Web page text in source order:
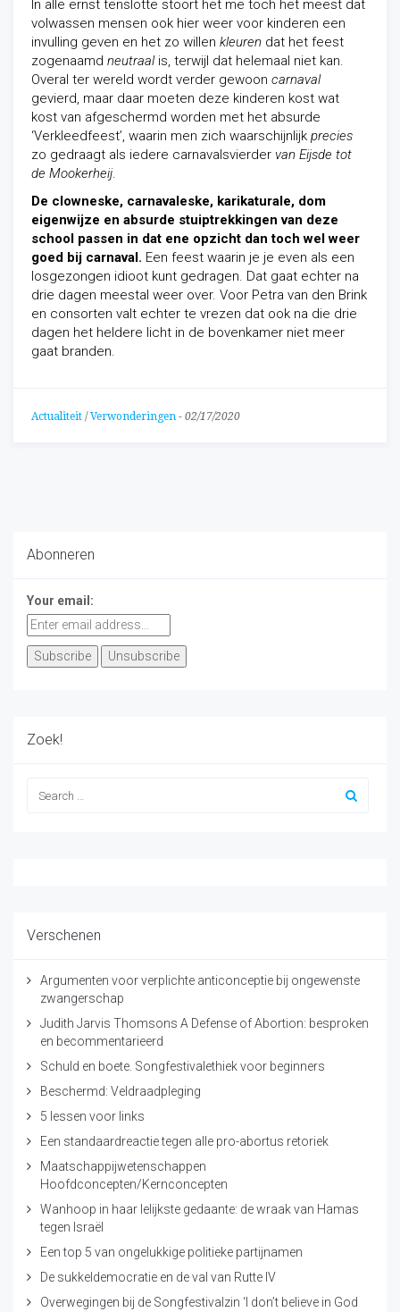
In alle ernst tenslotte stoort het me toch het meest dat
volwassen mensen ook hier weer voor kinderen een
invulling geven en het zo willen kleuren dat het feest
zogenaamd neutraalis, terwijl dat helemaal niet kan.
Overal ter wereld wordt verder gewoon carnaval
gevierd, maar daar moeten deze kinderen kost wat
kost van afgeschermd worden met het absurde
‘Verkleedfeest’, waarin men zich waarschijnlijk precies
zo gedraagt als iedere carnavalsvierder van Eijsde tot
de Mookerheij.
De clowneske, carnavaleske, karikaturale, dom
eigenwijze en absurde stuiptrekkingen van deze
school passen in dat ene opzicht dan toch wel weer
goed bij carnaval. Een feest waarin je je even als een
losgezongen idioot kunt gedragen. Dat gaat echter na
drie dagen meestal weer over. Voor Petra van den Brink
en consorten valt echter te vrezen dat ook na die drie
dagen het heldere licht in de bovenkamer niet meer
gaat branden.
Actualiteit / Verwonderingen - 02/17/2020
Abonneren
Your email:
Zoek!
Verschenen
Argumenten voor verplichte anticonceptie bij ongewenste
zwangerschap
Judith Jarvis Thomsons A Defense of Abortion: besproken
en becommentarieerd
Schuld en boete. Songfestivalethiek voor beginners
Beschermd: Veldraadpleging
5 lessen voor links
Een standaardreactie tegen alle pro-abortus retoriek
Maatschappijwetenschappen
Hoofdconcepten/Kernconcepten
Wanhoop in haar lelijkste gedaante: de wraak van Hamas
tegen Israël
Een top 5 van ongelukkige politieke partijnamen
De sukkeldemocratie en de val van Rutte IV
Overwegingen bij de Songfestivalzin ‘I don’t believe in God